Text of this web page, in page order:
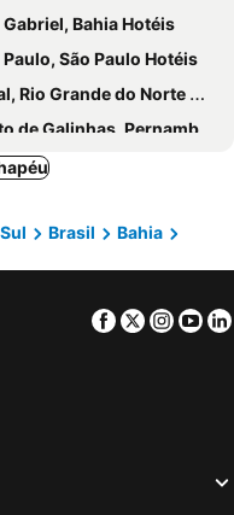
Gabriel, Bahia Hotéis
Paulo, São Paulo Hotéis
Rio Grande do Norte Hotéis
de Galinhas, Pernambuco Hotéis
Alagoas Hotéis
Brasil
Bahia
Facebook
Twitter